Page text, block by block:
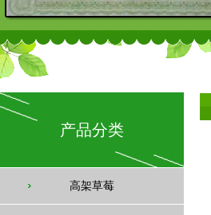
产品分类
高架草莓